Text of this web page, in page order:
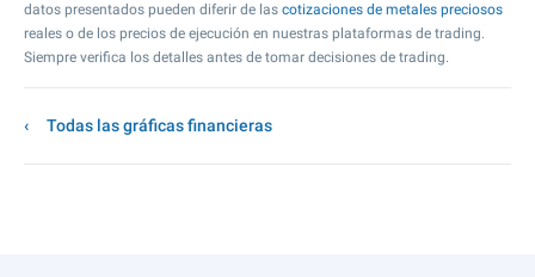
datos presentados pueden diferir de las cotizaciones de metales preciosos
reales o de los precios de ejecución en nuestras plataformas de trading.
Siempre verifica los detalles antes de tomar decisiones de trading.
Todas las gráficas financieras